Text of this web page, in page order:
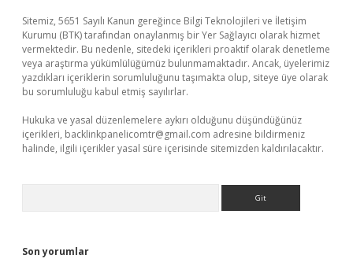
Sitemiz, 5651 Sayılı Kanun gereğince Bilgi Teknolojileri ve İletişim
Kurumu (BTK) tarafından onaylanmış bir Yer Sağlayıcı olarak hizmet
vermektedir. Bu nedenle, sitedeki içerikleri proaktif olarak denetleme
veya araştırma yükümlülüğümüz bulunmamaktadır. Ancak, üyelerimiz
yazdıkları içeriklerin sorumluluğunu taşımakta olup, siteye üye olarak
bu sorumluluğu kabul etmiş sayılırlar.
Hukuka ve yasal düzenlemelere aykırı olduğunu düşündüğünüz
içerikleri, backlinkpanelicomtr@gmail.com adresine bildirmeniz
halinde, ilgili içerikler yasal süre içerisinde sitemizden kaldırılacaktır.
Son yorumlar